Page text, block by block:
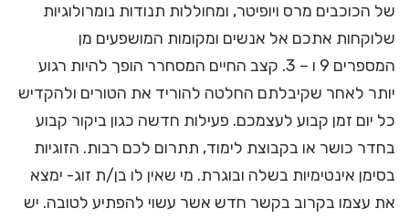
של הכוכבים מרס ויופיטר, ומחוללות תנודות נומרולוגיות
שלוקחות אתכם אל אנשים ומקומות המושפעים מן
המספרים 9 ו – 3. קצב החיים המסחרר הופך להיות רגוע
יותר לאחר שקיבלתם החלטה להוריד את הטורים ולהקדיש
כל יום זמן קבוע לעצמכם. פעילות חדשה כגון ביקור קבוע
בחדר כושר או בקבוצת לימוד, תתרום לכם רבות. הזוגיות
בסימן אינטימיות בשלה ובוגרת. מי שאין לו בן/ת זוג- ימצא
את עצמו בקרוב בקשר חדש אשר עשוי להפתיע לטובה. יש